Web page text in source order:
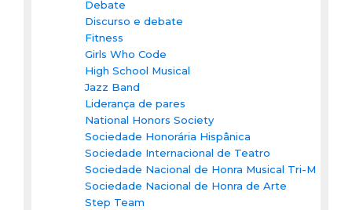
Debate
Discurso e debate
Fitness
Girls Who Code
High School Musical
Jazz Band
Liderança de pares
National Honors Society
Sociedade Honorária Hispânica
Sociedade Internacional de Teatro
Sociedade Nacional de Honra Musical Tri-M
Sociedade Nacional de Honra de Arte
Step Team